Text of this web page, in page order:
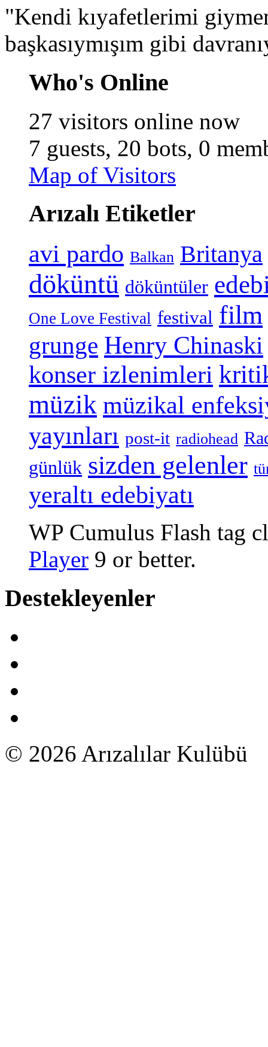
"Kendi kıyafetlerimi
başkasıymışım gibi
Who's Online
27 visitors online now
7 guests, 20 bots, 0
Map of Visitors
Arızalı Etiketler
avi pardo Balkan Britanya
döküntü döküntüler
One Love Festival festival film
grunge Henry Chinaski
konser izlenimleri
müzik müzikal
yayınları post-it radiohead
günlük sizden gelenler
yeraltı edebiyatı
WP Cumulus Flash tag
Player 9 or better.
Destekleyenler
© 2026 Arızalılar Kulübü